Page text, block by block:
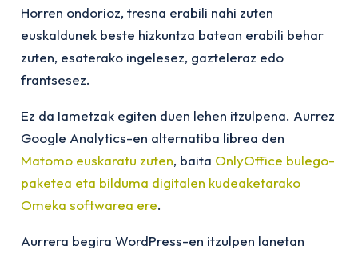
Horren ondorioz, tresna erabili nahi zuten
euskaldunek beste hizkuntza batean erabili behar
zuten, esaterako ingelesez, gazteleraz edo
frantsesez.
Ez da Iametzak egiten duen lehen itzulpena. Aurrez
Google Analytics-en alternatiba librea den
Matomo euskaratu zuten, baita OnlyOffice bulego-
paketea eta bilduma digitalen kudeaketarako
Omeka softwarea ere.
Aurrera begira WordPress-en itzulpen lanetan